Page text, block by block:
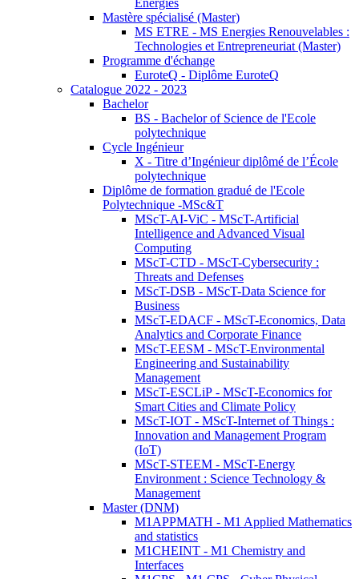
Energies
Mastère spécialisé (Master)
MS ETRE - MS Energies Renouvelables :
Technologies et Entrepreneuriat (Master)
Programme d'échange
EuroteQ - Diplôme EuroteQ
Catalogue 2022 - 2023
Bachelor
BS - Bachelor of Science de l'Ecole
polytechnique
Cycle Ingénieur
X - Titre d’Ingénieur diplômé de l’École
polytechnique
Diplôme de formation gradué de l'Ecole
Polytechnique -MSc&T
MScT-AI-ViC - MScT-Artificial
Intelligence and Advanced Visual
Computing
MScT-CTD - MScT-Cybersecurity :
Threats and Defenses
MScT-DSB - MScT-Data Science for
Business
MScT-EDACF - MScT-Economics, Data
Analytics and Corporate Finance
MScT-EESM - MScT-Environmental
Engineering and Sustainability
Management
MScT-ESCLiP - MScT-Economics for
Smart Cities and Climate Policy
MScT-IOT - MScT-Internet of Things :
Innovation and Management Program
(IoT)
MScT-STEEM - MScT-Energy
Environment : Science Technology &
Management
Master (DNM)
M1APPMATH - M1 Applied Mathematics
and statistics
M1CHEINT - M1 Chemistry and
Interfaces